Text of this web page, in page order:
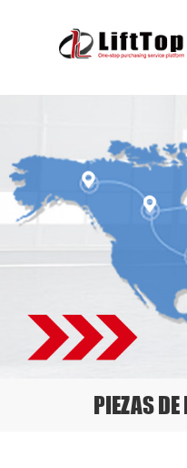
PIEZAS